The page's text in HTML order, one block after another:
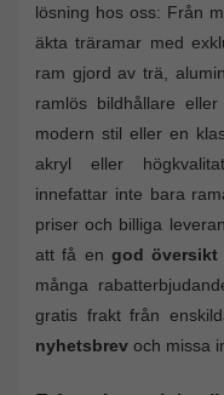
lösning hos oss: Från
äkta träramar med
ram gjord av trä,
ramlös bildhållare
modern stil eller en
akryl eller
innefattar inte bara
priser och billiga
att få en god översikt
många
gratis frakt från
nyhetsbrev och missa